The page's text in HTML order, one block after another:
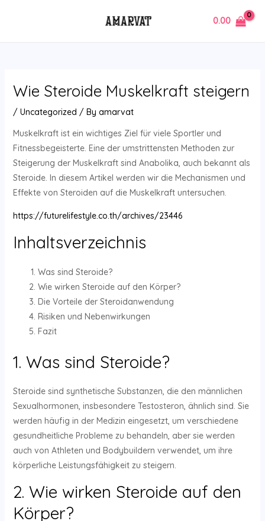
0.00
Wie Steroide Muskelkraft steigern
/ Uncategorized / By amarvat
Muskelkraft ist ein wichtiges Ziel für viele Sportler und
Fitnessbegeisterte. Eine der umstrittensten Methoden zur
Steigerung der Muskelkraft sind Anabolika, auch bekannt als
Steroide. In diesem Artikel werden wir die Mechanismen und
Effekte von Steroiden auf die Muskelkraft untersuchen.
https://futurelifestyle.co.th/archives/23446
Inhaltsverzeichnis
Was sind Steroide?
Wie wirken Steroide auf den Körper?
Die Vorteile der Steroidanwendung
Risiken und Nebenwirkungen
Fazit
1. Was sind Steroide?
Steroide sind synthetische Substanzen, die den männlichen
Sexualhormonen, insbesondere Testosteron, ähnlich sind. Sie
werden häufig in der Medizin eingesetzt, um verschiedene
gesundheitliche Probleme zu behandeln, aber sie werden
auch von Athleten und Bodybuildern verwendet, um ihre
körperliche Leistungsfähigkeit zu steigern.
2. Wie wirken Steroide auf den
Körper?